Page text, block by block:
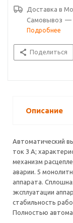
Доставка в
Самовывоз —
Подробнее
Поделиться
Описание
Автоматический
ток 3 А;
механизм
аварии. 5
аппарата.
эксплуатации
стабильность
Полностью